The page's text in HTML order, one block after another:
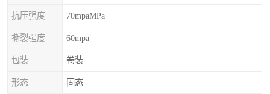
抗压强度 70mpaMPa
撕裂强度 60mpa
包装 卷装
形态 固态